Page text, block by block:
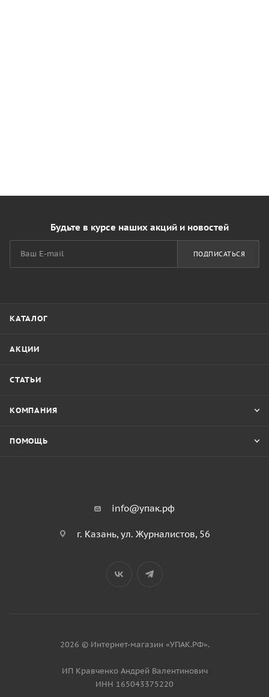
Будьте в курсе наших акций и новостей
ПОДПИСАТЬСЯ
КАТАЛОГ
АКЦИИ
СТАТЬИ
КОМПАНИЯ
ПОМОЩЬ
info@упак.рф
г. Казань, ул. Журналистов, 56
2026 © Интернет-магазин «УПАК.РФ».
ИП Кравченко Андрей Валентинович
ИНН 165043375220